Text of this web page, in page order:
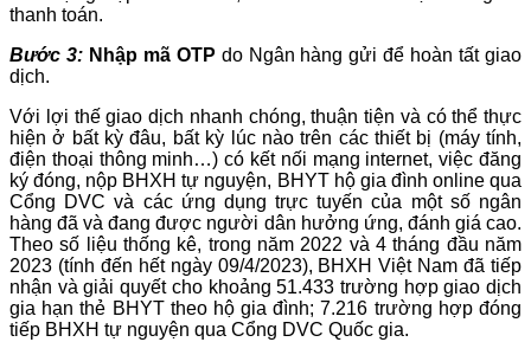
thanh toán.
Bước 3: Nhập mã OTP do Ngân hàng gửi để hoàn tất giao
dịch.
Với lợi thế giao dịch nhanh chóng, thuận tiện và có thể thực
hiện ở bất kỳ đâu, bất kỳ lúc nào trên các thiết bị (máy tính,
điện thoại thông minh…) có kết nối mạng internet, việc đăng
ký đóng, nộp BHXH tự nguyện, BHYT hộ gia đình online qua
Cổng DVC và các ứng dụng trực tuyến của một số ngân
hàng đã và đang được người dân hưởng ứng, đánh giá cao.
Theo số liệu thống kê, trong năm 2022 và 4 tháng đầu năm
2023 (tính đến hết ngày 09/4/2023), BHXH Việt Nam đã tiếp
nhận và giải quyết cho khoảng 51.433 trường hợp giao dịch
gia hạn thẻ BHYT theo hộ gia đình; 7.216 trường hợp đóng
tiếp BHXH tự nguyện qua Cổng DVC Quốc gia.